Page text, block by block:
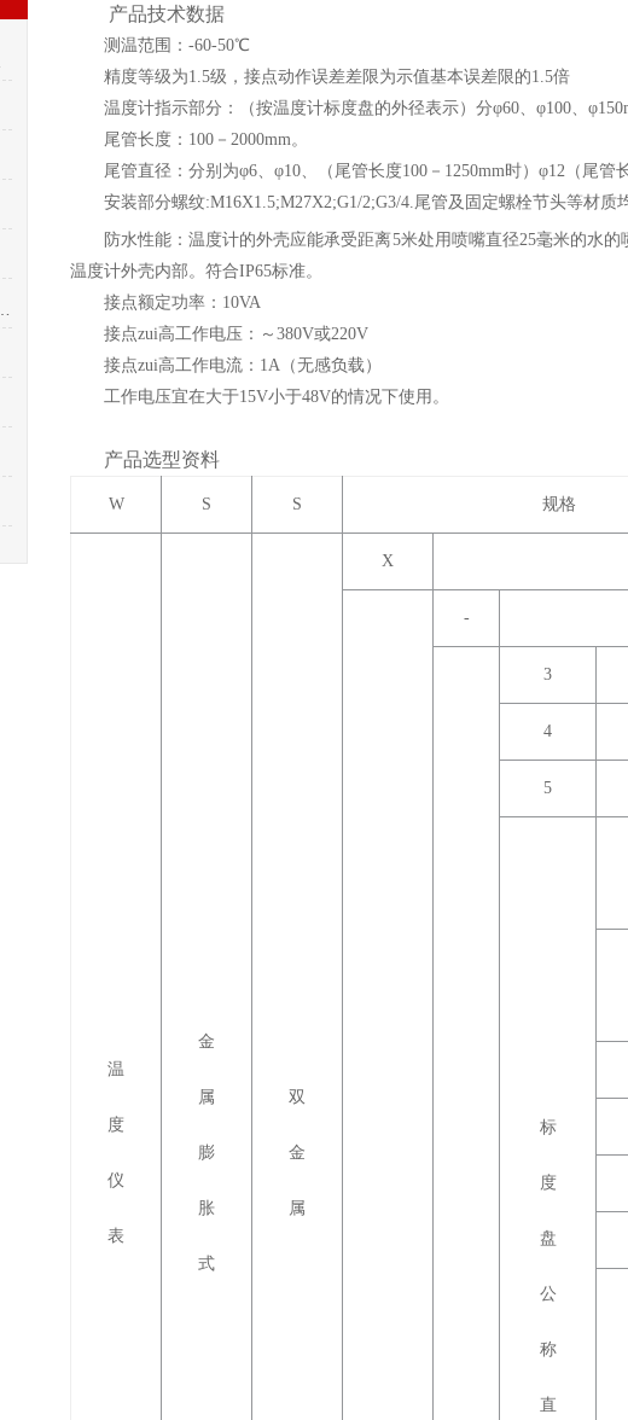
产品技术数据
测温范围：-60-50℃
精度等级为1.5级，接点动作误差差限为示值基本误差限的1.5倍
温度计指示部分：（按温度计标度盘的外径表示）分φ60、φ100、
尾管长度：100－2000mm。
尾管直径：分别为φ6、φ10、（尾管长度100－1250mm时）φ12（尾管
安装部分螺纹:M16X1.5;M27X2;G1/2;G3/4.尾管及固定螺栓节头等材质
防水性能：温度计的外壳应能承受距离5米处用喷嘴直径25毫米的水
温度计外壳内部。符合IP65标准。
接点额定功率：10VA
接点zui高工作电压：～380V或220V
接点zui高工作电流：1A（无感负载）
工作电压宜在大于15V小于48V的情况下使用。
产品选型资料
W S S 规格
温
度
仪
表
金
属
膨
胀
式
双
金
属
X
-
3
4
5
标
度
盘
公
称
直